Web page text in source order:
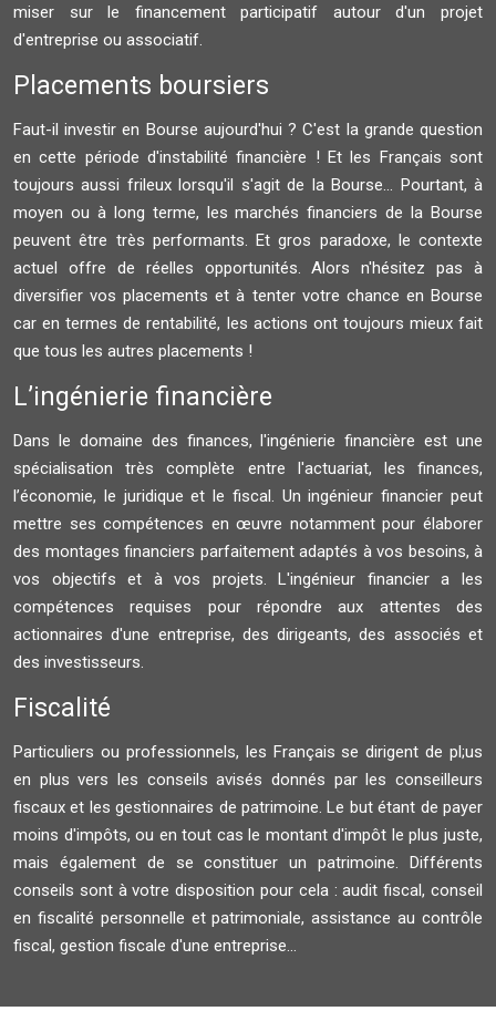
miser sur le financement participatif autour d'un projet
d'entreprise ou associatif.
Placements boursiers
Faut-il investir en Bourse aujourd'hui ? C'est la grande question
en cette période d'instabilité financière ! Et les Français sont
toujours aussi frileux lorsqu'il s'agit de la Bourse... Pourtant, à
moyen ou à long terme, les marchés financiers de la Bourse
peuvent être très performants. Et gros paradoxe, le contexte
actuel offre de réelles opportunités. Alors n'hésitez pas à
diversifier vos placements et à tenter votre chance en Bourse
car en termes de rentabilité, les actions ont toujours mieux fait
que tous les autres placements !
L’ingénierie financière
Dans le domaine des finances, l'ingénierie financière est une
spécialisation très complète entre l'actuariat, les finances,
l’économie, le juridique et le fiscal. Un ingénieur financier peut
mettre ses compétences en œuvre notamment pour élaborer
des montages financiers parfaitement adaptés à vos besoins, à
vos objectifs et à vos projets. L'ingénieur financier a les
compétences requises pour répondre aux attentes des
actionnaires d'une entreprise, des dirigeants, des associés et
des investisseurs.
Fiscalité
Particuliers ou professionnels, les Français se dirigent de pl;us
en plus vers les conseils avisés donnés par les conseilleurs
fiscaux et les gestionnaires de patrimoine. Le but étant de payer
moins d'impôts, ou en tout cas le montant d'impôt le plus juste,
mais également de se constituer un patrimoine. Différents
conseils sont à votre disposition pour cela : audit fiscal, conseil
en fiscalité personnelle et patrimoniale, assistance au contrôle
fiscal, gestion fiscale d'une entreprise...